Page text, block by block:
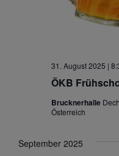
ÖKB
31. August 2025 |
Brucknerhalle
Österreich
September 2025